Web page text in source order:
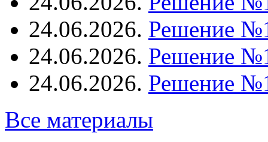
24.06.2026. Решение
24.06.2026. Решение
24.06.2026. Решение
Все материалы